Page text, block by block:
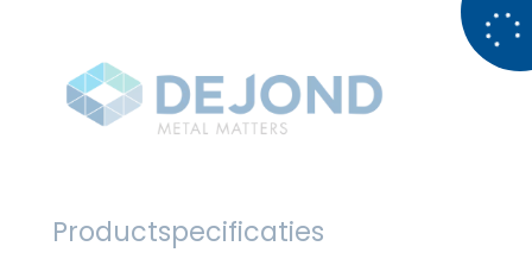
Productspecificaties